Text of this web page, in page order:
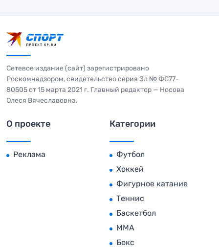
Сетевое издание (сайт) зарегистрировано
Роскомнадзором, свидетельство серия Эл № ФС77-
80505 от 15 марта 2021 г. Главный редактор — Носова
Олеся Вячеславовна.
О проекте
Реклама
Категории
Футбол
Хоккей
Фигурное катание
Теннис
Баскетбол
MMA
Бокс